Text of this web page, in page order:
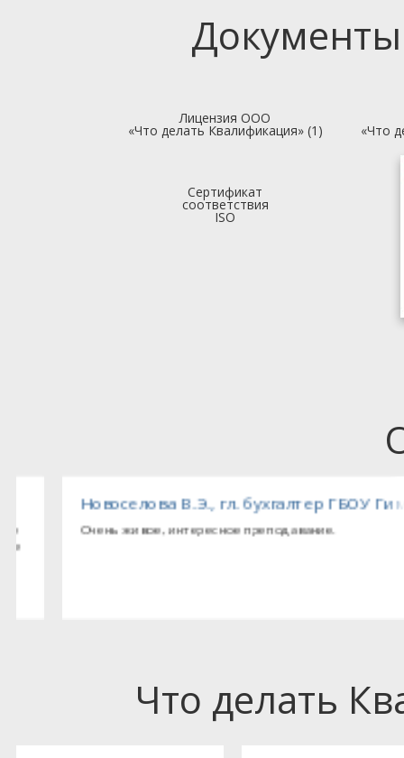
Лицензия ООО
«Что делать Квалификация» (1) «Что
Сертификат
соответствия
ISO
городская больница
Новоселова В.Э., гл. бухгалтер ГБОУ
Очень живое, интересное преподавание.
Что делать